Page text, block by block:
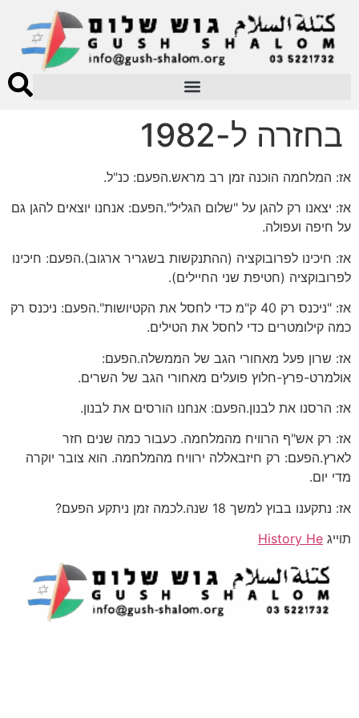
בחזרה ל-1982
אז: המלחמה הוכנה זמן רב מראש.הפעם: כנ"ל.
אז: יצאנו רק להגן על "שלום הגליל".הפעם: אנחנו יוצאים להגן גם
על חיפה ועפולה.
אז: חיכינו לפרובוקציה (ההתנקשות בשגריר ארגוב).הפעם: חיכינו
לפרובוקציה (חטיפת שני החיילים).
אז: "ניכנס רק 40 ק"מ כדי לחסל את הקטיושות".הפעם: ניכנס רק
כמה קילומטרים כדי לחסל את הטילים.
אז: שרון פעל מאחורי הגב של הממשלה.הפעם:
אולמרט-פרץ-חלוץ פועלים מאחורי הגב של השרים.
אז: הרסנו את לבנון.הפעם: אנחנו הורסים את לבנון.
אז: רק אש"ף הרוויח מהמלחמה. כעבור כמה שנים חזר
לארץ.הפעם: רק חיזבאללה ירוויח מהמלחמה. הוא צובר יוקרה
מדי יום.
אז: נתקענו בבוץ למשך 18 שנה.לכמה זמן ניתקע הפעם?
תוייג History He